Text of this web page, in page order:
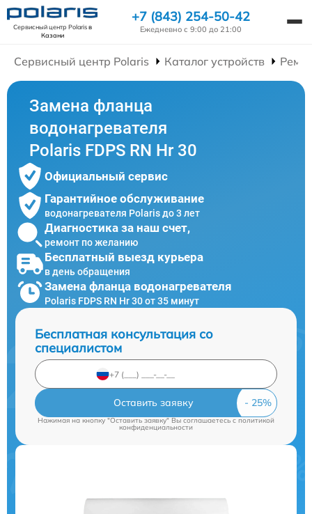
Сервисный центр Polarisв
Казани
+7 (843) 254-50-42
Ежедневно с 9:00 до 21:00
Сервисный центр Polaris Каталог устройств
Замена фланца
водонагревателя
Polaris FDPS RN Hr 30
Официальный сервис
Гарантийное обслуживание
водонагревателя Polaris до 3 лет
Диагностика за наш счет,
ремонт по желанию
Бесплатный выезд курьера
в день обращения
Замена фланца водонагревателя
Polaris FDPS RN Hr 30 от 35 минут
Бесплатная консультация со
специалистом
Оставить заявку
Нажимая на кнопку "Оставить заявку" Вы соглашаетесь cполитикой
конфиденциальности